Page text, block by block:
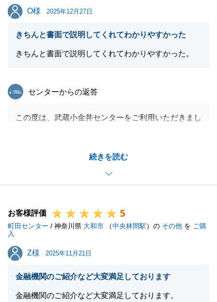
O様
O様 2025年12月27日
きちんと書面で説明してくれてわかりやすかった
きちんと書面で説明してくれてわかりやすかった。
続きを読む
東急リバブル
センターからの返答
この度は、武蔵小金井センターをご利用いただきまし
わかりやすかった。」という有難いお言葉を頂戴しま
したが、いつも心がけていることですが、改めて今後
の励みとなります。ありがとうございました。
することが出来ました。
その後も、大変な思いをさせてしまいましたが、無事
協力のおかげでした。
事がございましたら、お気軽にお申し付けください。
今後とも宜しくお願いいたします。
お客様評価 5
町田センター / 神奈川県 大和市 （中央林間駅）の その他 を ご購
入
Z様
Z様 2025年11月21日
金融機関のご紹介など大変満足しております
金融機関のご紹介など大変満足しております。